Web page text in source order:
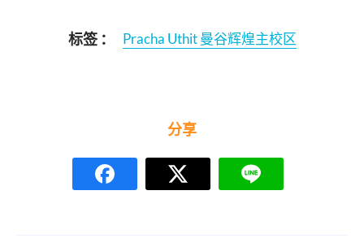
标签 ： Pracha Uthit 曼谷辉煌主校区
分享